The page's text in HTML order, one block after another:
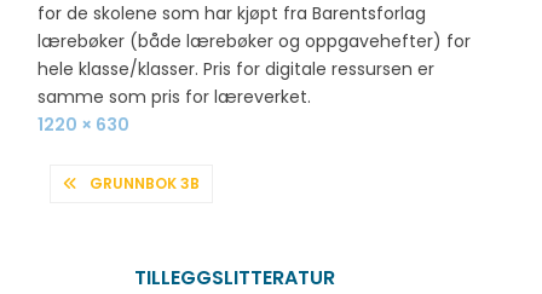
for de skolene som har kjøpt fra Barentsforlag
lærebøker (både lærebøker og oppgavehefter) for
hele klasse/klasser. Pris for digitale ressursen er
samme som pris for læreverket.
Full
1220 × 630
INNLEGGSNAVIGASJON
GRUNNBOK 3B
TILLEGGSLITTERATUR